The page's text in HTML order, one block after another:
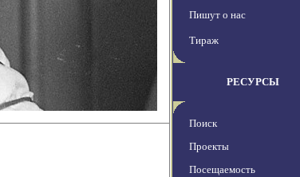
Пишут о нас
Тираж
РЕСУРСЫ
Поиск
Проекты
Посещаемость